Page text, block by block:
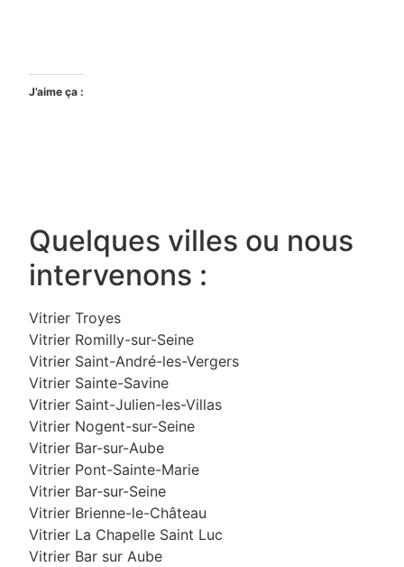
J’aime ça :
Quelques villes ou nous
intervenons :
Vitrier Troyes
Vitrier Romilly-sur-Seine
Vitrier Saint-André-les-Vergers
Vitrier Sainte-Savine
Vitrier Saint-Julien-les-Villas
Vitrier Nogent-sur-Seine
Vitrier Bar-sur-Aube
Vitrier Pont-Sainte-Marie
Vitrier Bar-sur-Seine
Vitrier Brienne-le-Château
Vitrier La Chapelle Saint Luc
Vitrier Bar sur Aube